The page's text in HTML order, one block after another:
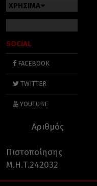
ΧΡΗΣΙΜΑ
SOCIAL
FACEBOOK
TWITTER
YOUTUBE
Αριθμός
Πιστοποίησης
Μ.Η.Τ.242032